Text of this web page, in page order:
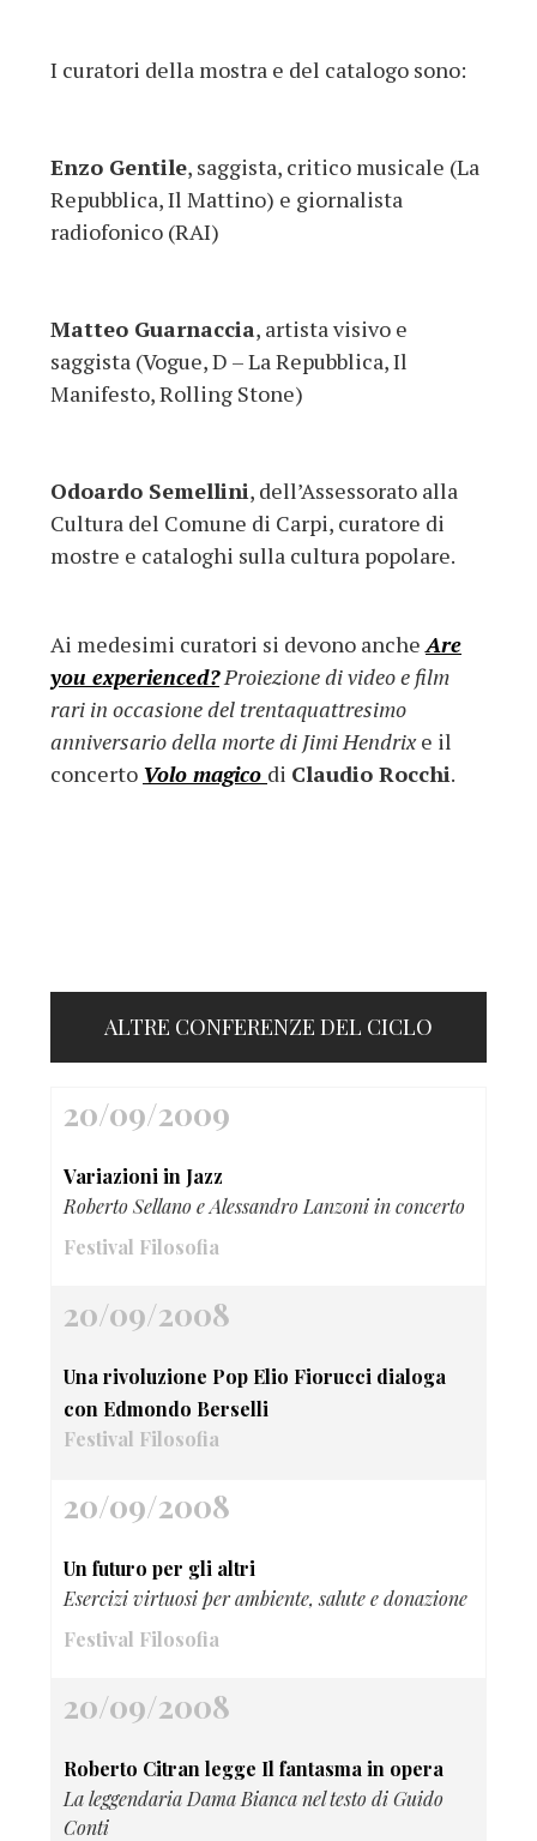
I curatori della mostra e del catalogo sono:
Enzo Gentile, saggista, critico musicale (La
Repubblica, Il Mattino) e giornalista
radiofonico (RAI)
Matteo Guarnaccia, artista visivo e
saggista (Vogue, D – La Repubblica, Il
Manifesto, Rolling Stone)
Odoardo Semellini, dell’Assessorato alla
Cultura del Comune di Carpi, curatore di
mostre e cataloghi sulla cultura popolare.
Ai medesimi curatori si devono ancheAre
you experienced?Proiezione di video e film
rari in occasione del trentaquattresimo
anniversario della morte di Jimi Hendrixe il
concerto Volo magico di Claudio Rocchi.
ALTRE CONFERENZE DEL CICLO
20/09/2009
Variazioni in Jazz
Roberto Sellano e Alessandro Lanzoni in concerto
Festival Filosofia
20/09/2008
Una rivoluzione Pop Elio Fiorucci dialoga
con Edmondo Berselli
Festival Filosofia
20/09/2008
Un futuro per gli altri
Esercizi virtuosi per ambiente, salute e donazione
Festival Filosofia
20/09/2008
Roberto Citran legge Il fantasma in opera
La leggendaria Dama Bianca nel testo di Guido
Conti